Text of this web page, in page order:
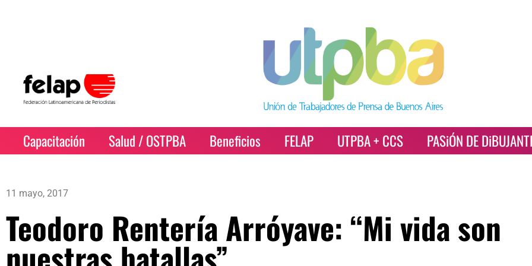
Capacitación Salud / OSTPBA Beneficios FELAP UTPBA + CCS PASiÓN DE
11 mayo, 2017
Teodoro Rentería Arróyave: “Mi vida son